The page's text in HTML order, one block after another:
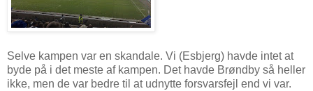
Selve kampen var en skandale. Vi (Esbjerg) havde intet at
byde på i det meste af kampen. Det havde Brøndby så heller
ikke, men de var bedre til at udnytte forsvarsfejl end vi var.